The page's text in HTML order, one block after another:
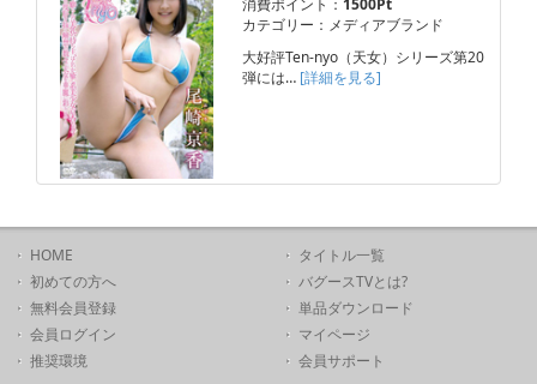
カテゴリー：メディアブランド
大好評Ten-nyo（天女）シリーズ第20
弾には… [詳細を見る]
HOME
初めての方へ
無料会員登録
会員ログイン
推奨環境
タイトル一覧
バグースTVとは?
単品ダウンロード
マイページ
会員サポート